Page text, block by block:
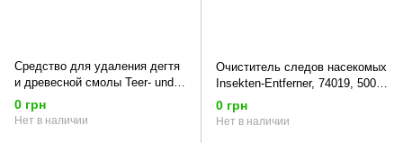
Средство для удаления дегтя
и древесной смолы Teer- und
Baumharz-Entferner, 74023, 250
мл NIGRIN
0 грн
Нет в наличии
Очиститель следов насекомых
Insekten-Entferner, 74019, 500
мл NIGRIN Performance
0 грн
Нет в наличии